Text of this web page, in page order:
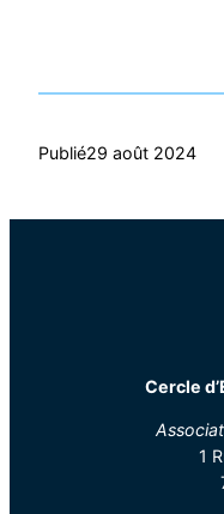
Publié29 août 2024
Cercle
1